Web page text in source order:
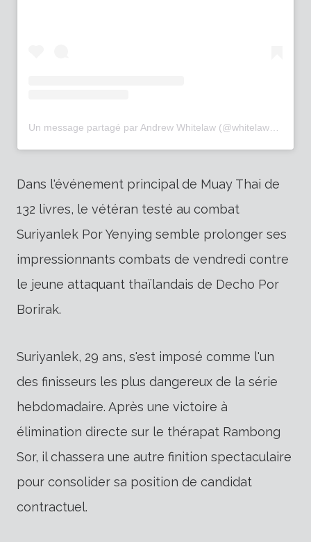
Dans l'événement principal de Muay Thai de
132 livres, le vétéran testé au combat
Suriyanlek Por Yenying semble prolonger ses
impressionnants combats de vendredi contre
le jeune attaquant thaïlandais de Decho Por
Borirak.
Suriyanlek, 29 ans, s'est imposé comme l'un
des finisseurs les plus dangereux de la série
hebdomadaire. Après une victoire à
élimination directe sur le thérapat Rambong
Sor, il chassera une autre finition spectaculaire
pour consolider sa position de candidat
contractuel.